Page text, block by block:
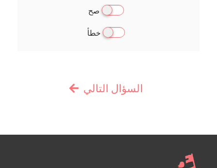
صح
خطأ
السؤال التالي